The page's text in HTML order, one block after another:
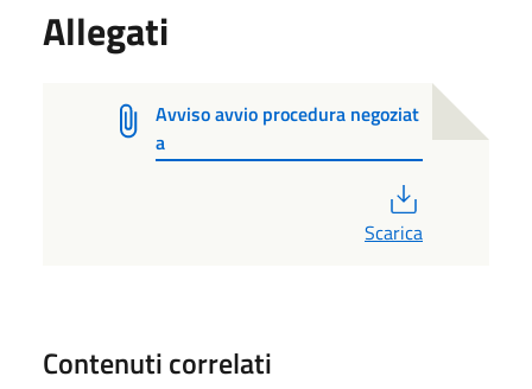
Allegati
Avviso avvio procedura negoziat
a
Scarica
Contenuti correlati